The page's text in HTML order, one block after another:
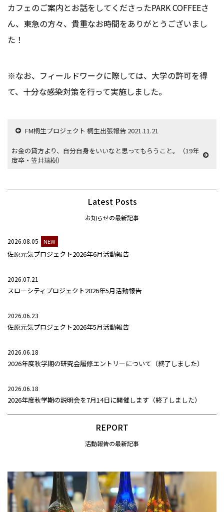
カフェのご案内とお話をしてくださったPARK COFFEEさ
ん、東急の方々、貴重なお時間をありがとうございまし
た！
※なお、フィールドワークに際しては、大学の許可を得
て、十分な感染対策を行って実施しました。
FM桐生プロジェクト 桐生出張報告 2021.11.21
お金の貸方より、自分自身をいいなと思ってもらうこと。（19年
度卒・笠井瑞樹）
Latest Posts
お知らせの最新記事
2026.08.05 NEW
佐原元気プロジェクト2026年6月活動報告
2026.07.21
スローシティプロジェクト2026年5月活動報告
2026.06.23
佐原元気プロジェクト2026年5月活動報告
2026.06.18
2026年度秋学期の研究会履修エントリーについて（終了しました）
2026.06.18
2026年度秋学期の説明会を7月14日に開催します（終了しました）
REPORT
活動報告の最新記事